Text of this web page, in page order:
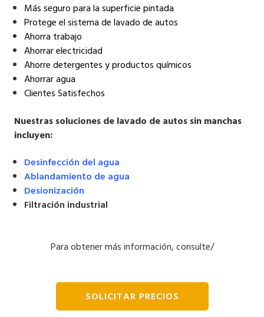
Más seguro para la superficie pintada
Protege el sistema de lavado de autos
Ahorra trabajo
Ahorrar electricidad
Ahorre detergentes y productos químicos
Ahorrar agua
Clientes Satisfechos
Nuestras soluciones de lavado de autos sin manchas
incluyen:
Desinfección del agua
Ablandamiento de agua
Desionización
Filtración industrial
Para obtener más información, consulte/
SOLICITAR PRECIOS